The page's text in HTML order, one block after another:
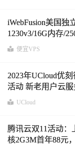
iWebFusion美国独
1230v3/16G内存/
盘/150TB@10Gbps
便宜VPS
2023年UCloud优
活动 新老用户云
UCloud
腾讯云双11活动：
核2G3M首年88元